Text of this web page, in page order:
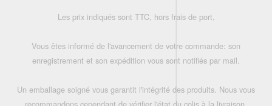
Les prix indiqués sont TTC, hors frais de port,
Vous êtes informé de l'avancement de votre commande: son
enregistrement et son expédition vous sont notifiés par mail.
Un emballage soigné vous garantit l'intégrité des produits. Nous vous
recommandons cependant de vérifier l'état du colis à la livraison.